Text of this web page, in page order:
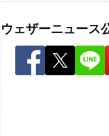
ウェザーニュース